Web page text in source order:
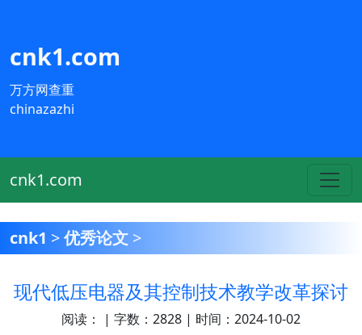
cnk1.com
万方网查重
chinazazhi
cnk1.com
cnk1 >优秀论文 >
现代低压电器及其控制技术教学改革探讨
阅读： | 字数：2828 | 时间：2024-10-02